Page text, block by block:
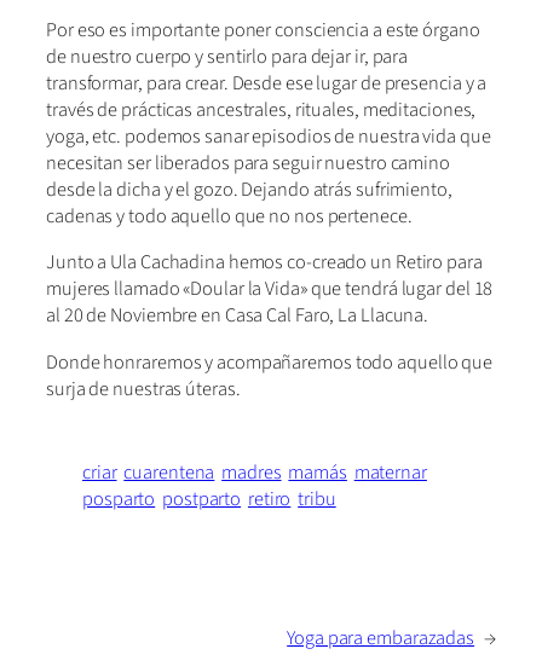
Por eso es importante poner consciencia a este órgano
de nuestro cuerpo y sentirlo para dejar ir, para
transformar, para crear. Desde ese lugar de presencia y a
través de prácticas ancestrales, rituales, meditaciones,
yoga, etc. podemos sanar episodios de nuestra vida que
necesitan ser liberados para seguir nuestro camino
desde la dicha y el gozo. Dejando atrás sufrimiento,
cadenas y todo aquello que no nos pertenece.
Junto a Ula Cachadina hemos co-creado un Retiro para
mujeres llamado «Doular la Vida» que tendrá lugar del 18
al 20 de Noviembre en Casa Cal Faro, La Llacuna.
Donde honraremos y acompañaremos todo aquello que
surja de nuestras úteras.
criar cuarentena madres mamás maternar
posparto postparto retiro tribu
Yoga para embarazadas →